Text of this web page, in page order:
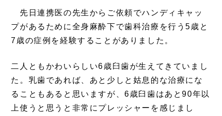
先日連携医の先生からご依頼でハンディキャッ
プがあるために全身麻酔下で歯科治療を行う5歳と
7歳の症例を経験することがありました。
二人ともかわいらしい6歳臼歯が生えてきていまし
た。乳歯であれば、あと少しと姑息的な治療にな
ることもあると思いますが、6歳臼歯はあと90年以
上使うと思うと非常にプレッシャーを感じまし